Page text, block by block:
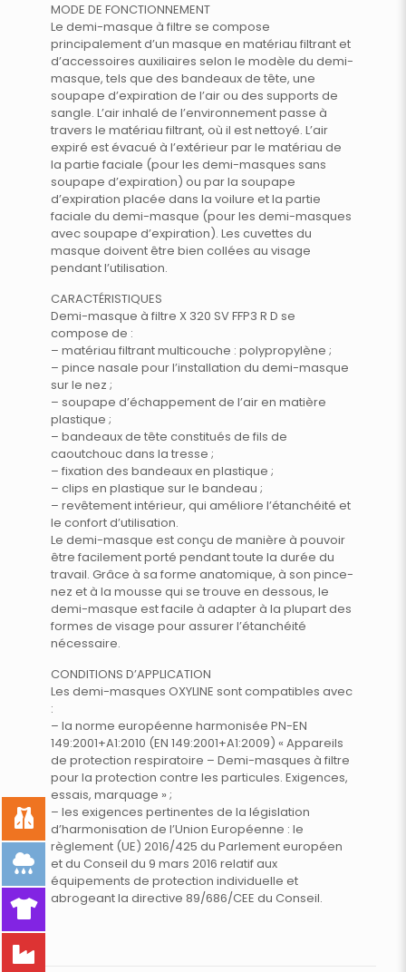
MODE DE FONCTIONNEMENT
Le demi-masque à filtre se compose
principalement d’un masque en matériau filtrant et
d’accessoires auxiliaires selon le modèle du demi-
masque, tels que des bandeaux de tête, une
soupape d’expiration de l’air ou des supports de
sangle. L’air inhalé de l’environnement passe à
travers le matériau filtrant, où il est nettoyé. L’air
expiré est évacué à l’extérieur par le matériau de
la partie faciale (pour les demi-masques sans
soupape d’expiration) ou par la soupape
d’expiration placée dans la voilure et la partie
faciale du demi-masque (pour les demi-masques
avec soupape d’expiration). Les cuvettes du
masque doivent être bien collées au visage
pendant l’utilisation.
CARACTÉRISTIQUES
Demi-masque à filtre X 320 SV FFP3 R D se
compose de :
– matériau filtrant multicouche : polypropylène ;
– pince nasale pour l’installation du demi-masque
sur le nez ;
– soupape d’échappement de l’air en matière
plastique ;
– bandeaux de tête constitués de fils de
caoutchouc dans la tresse ;
– fixation des bandeaux en plastique ;
– clips en plastique sur le bandeau ;
– revêtement intérieur, qui améliore l’étanchéité et
le confort d’utilisation.
Le demi-masque est conçu de manière à pouvoir
être facilement porté pendant toute la durée du
travail. Grâce à sa forme anatomique, à son pince-
nez et à la mousse qui se trouve en dessous, le
demi-masque est facile à adapter à la plupart des
formes de visage pour assurer l’étanchéité
nécessaire.
CONDITIONS D’APPLICATION
Les demi-masques OXYLINE sont compatibles avec
:
– la norme européenne harmonisée PN-EN
149:2001+A1:2010 (EN 149:2001+A1:2009) « Appareils
de protection respiratoire – Demi-masques à filtre
pour la protection contre les particules. Exigences,
essais, marquage » ;
– les exigences pertinentes de la législation
d’harmonisation de l’Union Européenne : le
règlement (UE) 2016/425 du Parlement européen
et du Conseil du 9 mars 2016 relatif aux
équipements de protection individuelle et
abrogeant la directive 89/686/CEE du Conseil.